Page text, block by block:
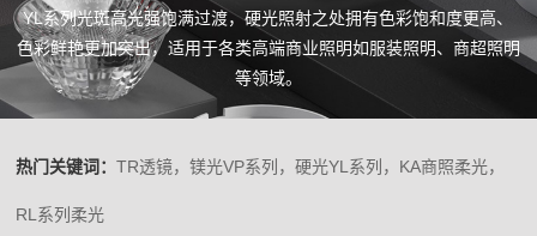
YL系列光斑高光强饱满过渡，硬光照射之处拥有色彩饱和度更高、
色彩鲜艳更加突出，适用于各类高端商业照明如服装照明、商超照明
等领域。
热门关键词：TR透镜，镁光VP系列，硬光YL系列，KA商照柔光，
RL系列柔光